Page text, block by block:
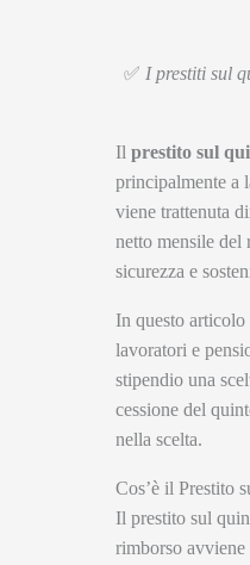
✅ I prestiti sul
Il prestito sul
principalmente a
viene trattenuta
netto mensile del
sicurezza e
In questo
lavoratori e
stipendio una
cessione del
nella scelta.
Cos’è il Prestito
Il prestito sul
rimborso avviene